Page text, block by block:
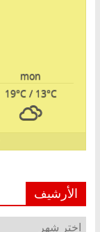
mon
19°C/ 13°C
الأرشيف
الأرشيف